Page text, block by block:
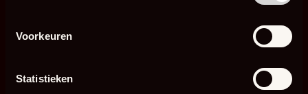
Voorkeuren
Statistieken